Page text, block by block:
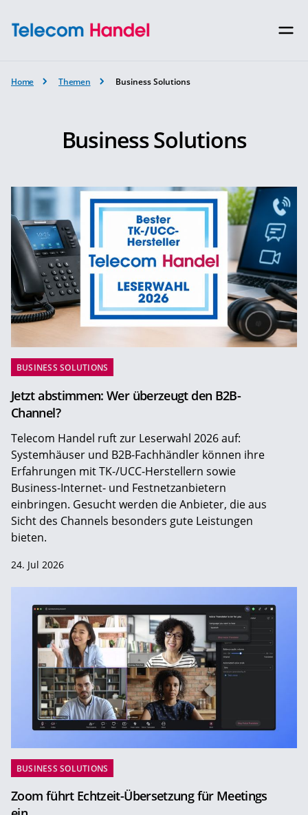
Home Themen Business Solutions
Business Solutions
BUSINESS SOLUTIONS
Jetzt abstimmen: Wer überzeugt den B2B-
Channel?
Telecom Handel ruft zur Leserwahl 2026 auf:
Systemhäuser und B2B-Fachhändler können ihre
Erfahrungen mit TK-/UCC-Herstellern sowie
Business-Internet- und Festnetzanbietern
einbringen. Gesucht werden die Anbieter, die aus
Sicht des Channels besonders gute Leistungen
bieten.
24. Jul 2026
BUSINESS SOLUTIONS
Zoom führt Echtzeit-Übersetzung für Meetings